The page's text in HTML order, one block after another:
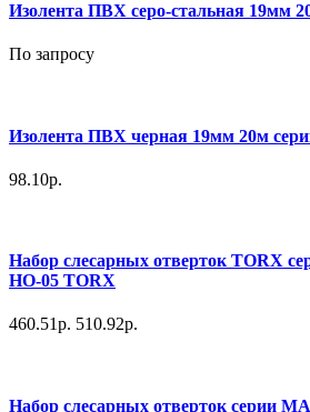
Изолента ПВХ серо-стальная 19мм
По запросу
Изолента ПВХ черная 19мм 20м
98.10р.
Набор слесарных отверток TORX
НО-05 TORX
460.51р. 510.92р.
Набор слесарных отверток серии